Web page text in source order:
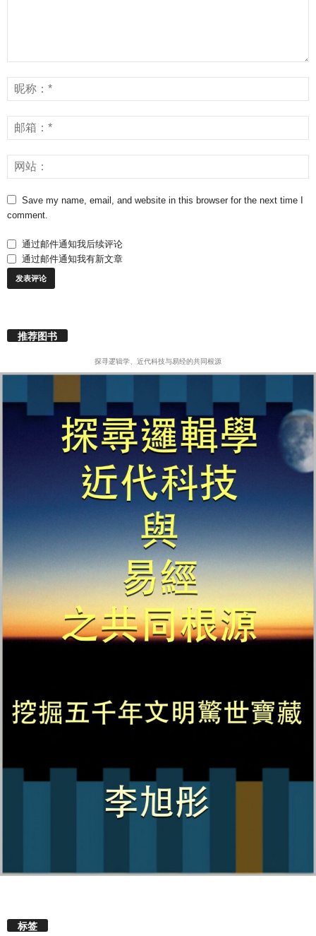
Save my name, email, and website in this browser for the next time I
comment.
通过邮件通知我后续评论
通过邮件通知我有新文章
推荐图书
探寻逻辑学、近代科技与易经的共同根源
标签